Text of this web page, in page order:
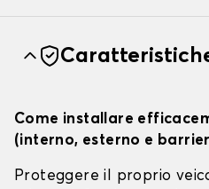
Come installare
(interno, esterno e
Proteggere il proprio